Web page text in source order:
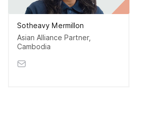
Sotheavy Mermillon
Asian Alliance Partner,
Cambodia